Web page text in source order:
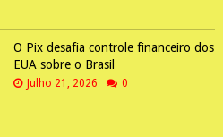
O Pix desafia controle financeiro dos
EUA sobre o Brasil
Julho 21, 2026 0